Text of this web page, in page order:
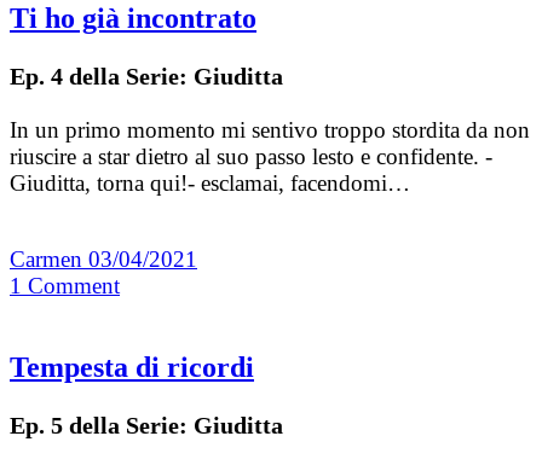
Ti ho già incontrato
Ep. 4 della Serie: Giuditta
In un primo momento mi sentivo troppo stordita da non
riuscire a star dietro al suo passo lesto e confidente. -
Giuditta, torna qui!- esclamai, facendomi…
Carmen 03/04/2021
1 Comment
Tempesta di ricordi
Ep. 5 della Serie: Giuditta